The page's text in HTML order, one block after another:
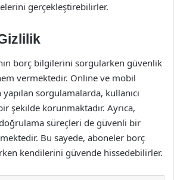
gerçekleştirebilirler.
borç bilgilerini sorgularken güvenlik
vermektedir. Online ve mobil
sorgulamalarda, kullanıcı
şekilde korunmaktadır. Ayrıca,
süreçleri de güvenli bir
Bu sayede, aboneler borç
kendilerini güvende hissedebilirler.